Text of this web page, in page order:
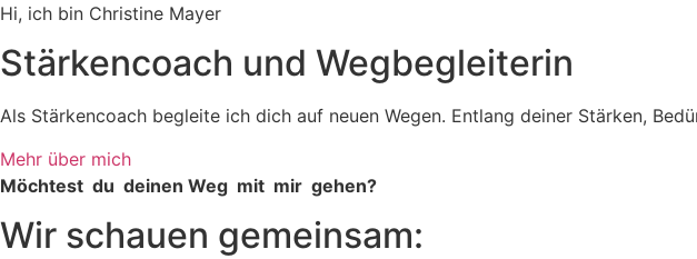
Hi, ich bin Christine Mayer
Stärkencoach und Wegbegleiterin
Als Stärkencoach begleite ich dich auf neuen Wegen. Entlang deiner Stärken,
Mehr über mich
Möchtest du deinen Weg mit mir gehen?
Wir schauen gemeinsam: